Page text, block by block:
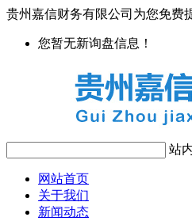
贵州嘉信财务有限公司为您免费
您暂无新询盘信息！
站
网站首页
关于我们
新闻动态